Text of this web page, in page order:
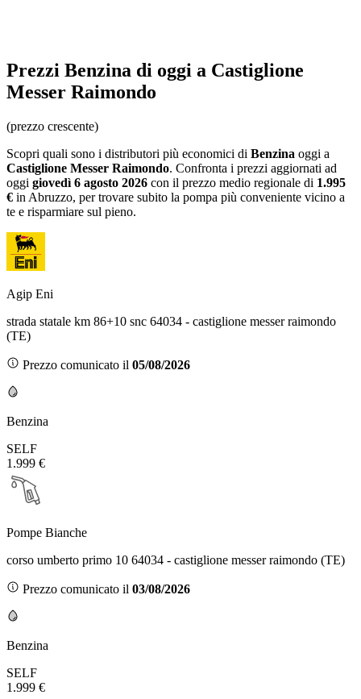
Prezzi Benzina di oggi a Castiglione
Messer Raimondo
(prezzo crescente)
Scopri quali sono i distributori più economici di Benzina oggi a
Castiglione Messer Raimondo. Confronta i prezzi aggiornati ad
oggi giovedì 6 agosto 2026 con il prezzo medio regionale di 1.995
€ in Abruzzo, per trovare subito la pompa più conveniente vicino a
te e risparmiare sul pieno.
Agip Eni
strada statale km 86+10 snc 64034 - castiglione messer raimondo
(TE)
Prezzo comunicato il 05/08/2026
Benzina
SELF
1.999 €
Pompe Bianche
corso umberto primo 10 64034 - castiglione messer raimondo (TE)
Prezzo comunicato il 03/08/2026
Benzina
SELF
1.999 €